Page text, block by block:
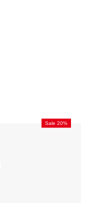
Sale 20%